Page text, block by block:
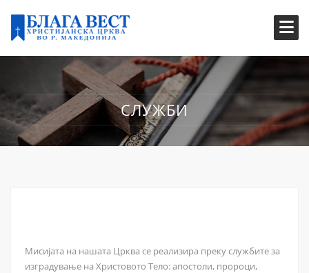
СЛУЖБИ
Мисијата на нашата Црква се реализира преку службите за
изградување на Христовото Тело: апостоли, пророци,